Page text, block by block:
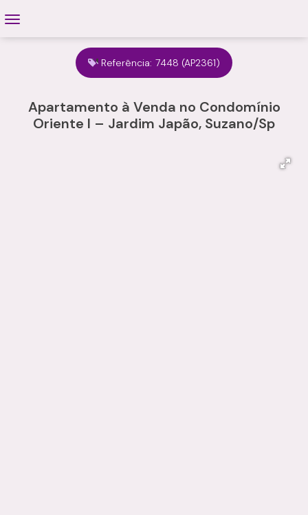
Referência: 7448 (AP2361)
Apartamento à Venda no Condomínio
Oriente I – Jardim Japão, Suzano/Sp